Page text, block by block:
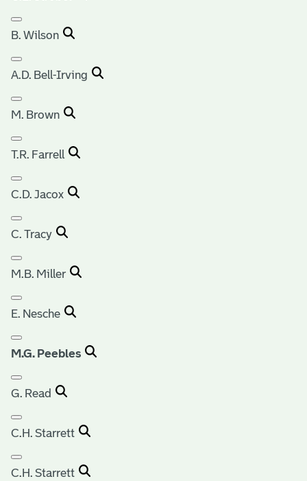
B. Wilson
A.D. Bell-Irving
M. Brown
T.R. Farrell
C.D. Jacox
C. Tracy
M.B. Miller
E. Nesche
M.G. Peebles
G. Read
C.H. Starrett
C.H. Starrett